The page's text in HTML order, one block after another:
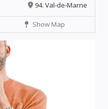
94. Val-de-Marne
Show Map